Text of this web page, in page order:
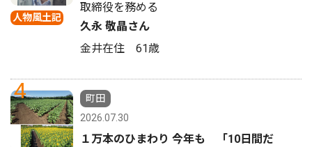
人物風土記
取締役を務める
久永 敬晶さん
金井在住 61歳
4
町田
2026.07.30
１万本のひまわり 今年も 「10日間だ